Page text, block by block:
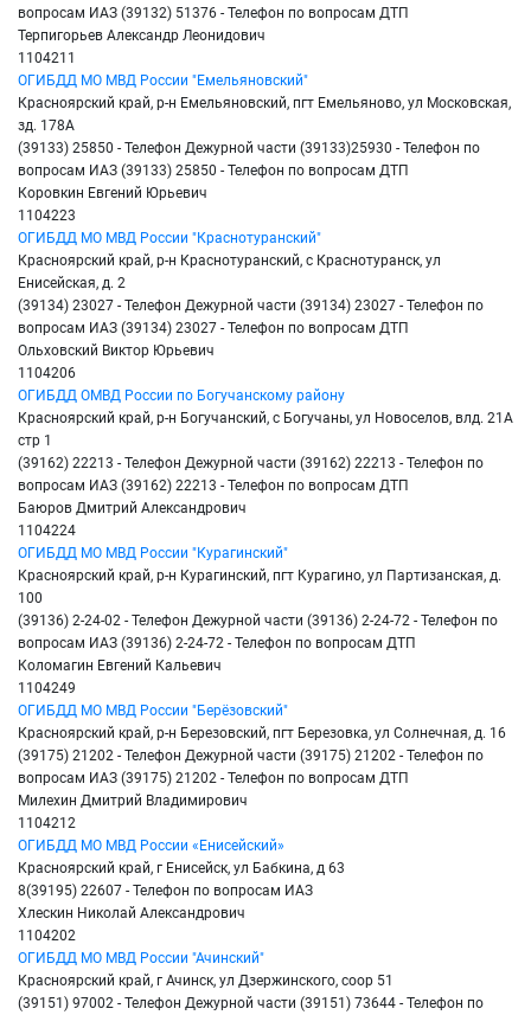
вопросам ИАЗ (39132) 51376 - Телефон по вопросам ДТП
Терпигорьев Александр Леонидович
1104211
ОГИБДД МО МВД России "Емельяновский"
Красноярский край, р-н Емельяновский, пгт Емельяново, ул Московская,
зд. 178А
(39133) 25850 - Телефон Дежурной части (39133)25930 - Телефон по
вопросам ИАЗ (39133) 25850 - Телефон по вопросам ДТП
Коровкин Евгений Юрьевич
1104223
ОГИБДД МО МВД России "Краснотуранский"
Красноярский край, р-н Краснотуранский, с Краснотуранск, ул
Енисейская, д. 2
(39134) 23027 - Телефон Дежурной части (39134) 23027 - Телефон по
вопросам ИАЗ (39134) 23027 - Телефон по вопросам ДТП
Ольховский Виктор Юрьевич
1104206
ОГИБДД ОМВД России по Богучанскому району
Красноярский край, р-н Богучанский, с Богучаны, ул Новоселов, влд. 21А
стр 1
(39162) 22213 - Телефон Дежурной части (39162) 22213 - Телефон по
вопросам ИАЗ (39162) 22213 - Телефон по вопросам ДТП
Баюров Дмитрий Александрович
1104224
ОГИБДД МО МВД России "Курагинский"
Красноярский край, р-н Курагинский, пгт Курагино, ул Партизанская, д.
100
(39136) 2-24-02 - Телефон Дежурной части (39136) 2-24-72 - Телефон по
вопросам ИАЗ (39136) 2-24-72 - Телефон по вопросам ДТП
Коломагин Евгений Кальевич
1104249
ОГИБДД МО МВД России "Берёзовский"
Красноярский край, р-н Березовский, пгт Березовка, ул Солнечная, д. 16
(39175) 21202 - Телефон Дежурной части (39175) 21202 - Телефон по
вопросам ИАЗ (39175) 21202 - Телефон по вопросам ДТП
Милехин Дмитрий Владимирович
1104212
ОГИБДД МО МВД России «Енисейский»
Красноярский край, г Енисейск, ул Бабкина, д 63
8(39195) 22607 - Телефон по вопросам ИАЗ
Хлескин Николай Александрович
1104202
ОГИБДД МО МВД России "Ачинский"
Красноярский край, г Ачинск, ул Дзержинского, соор 51
(39151) 97002 - Телефон Дежурной части (39151) 73644 - Телефон по